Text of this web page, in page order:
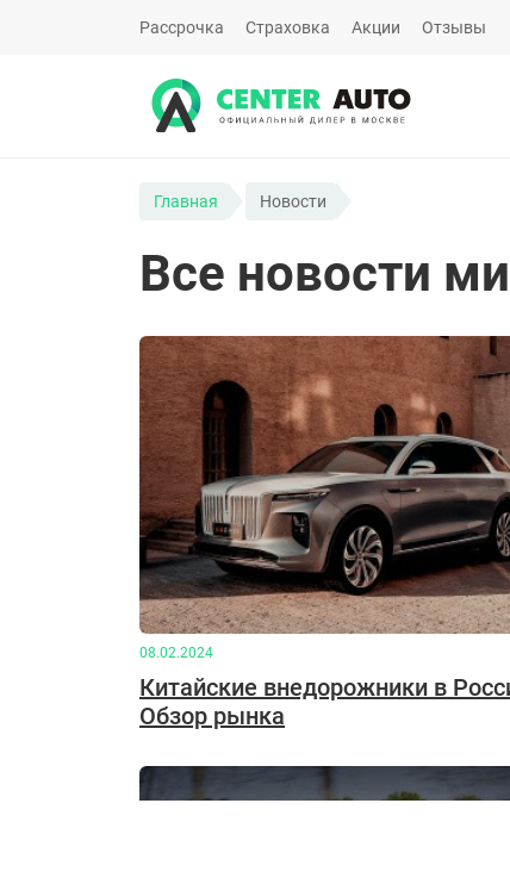
Рассрочка Страховка Акции Отзывы
Главная Новости
Все новости
08.02.2024
Китайские внедорожники в
Обзор рынка